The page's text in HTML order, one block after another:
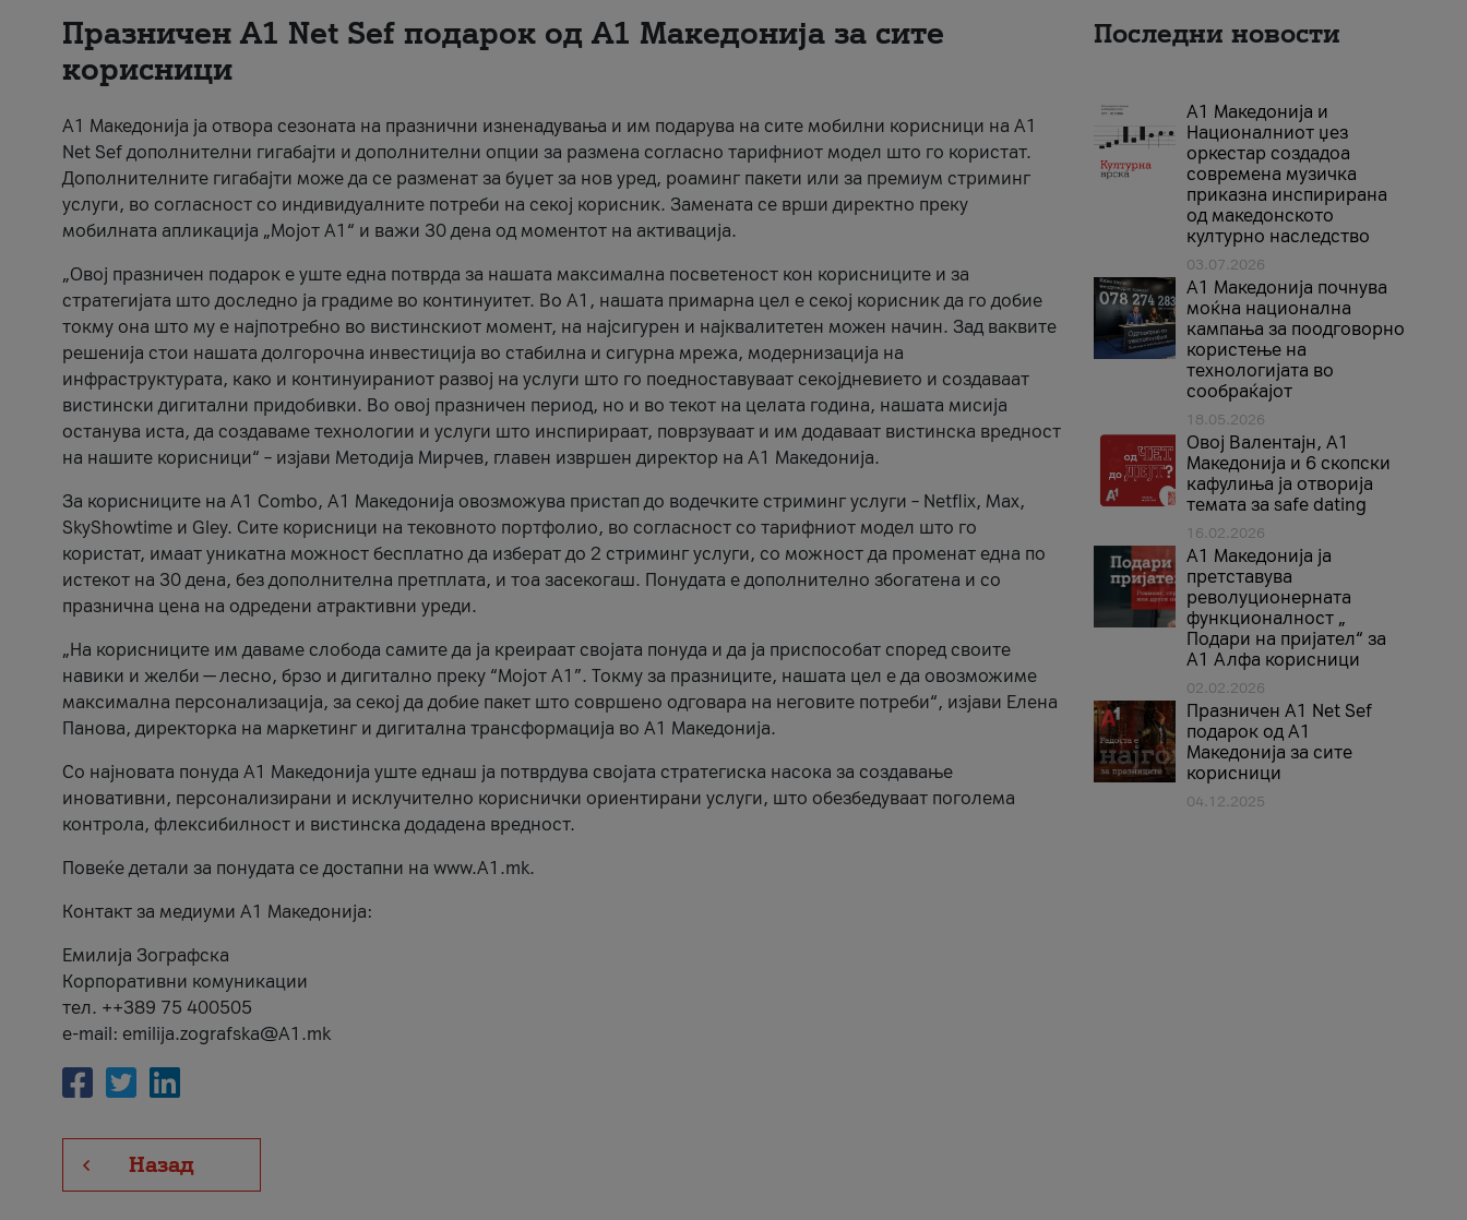
Празничен A1 Net Sеf подарок од А1 Македонија за сите
корисници
А1 Македонија ја отвора сезоната на празнични изненадувања и им подарува на сите мобилни корисници на A1
Net Sef дополнителни гигабајти и дополнителни опции за размена согласно тарифниот модел што го користат.
Дополнителните гигабајти може да се разменат за буџет за нов уред, роаминг пакети или за премиум стриминг
услуги, во согласност со индивидуалните потреби на секој корисник. Замената се врши директно преку
мобилната апликација „Мојот А1“ и важи 30 дена од моментот на активација.
„Овој празничен подарок е уште една потврда за нашата максимална посветеност кон корисниците и за
стратегијата што доследно ја градиме во континуитет. Во А1, нашата примарна цел е секој корисник да го добие
токму она што му е најпотребно во вистинскиот момент, на најсигурен и најквалитетен можен начин. Зад ваквите
решенија стои нашата долгорочна инвестиција во стабилна и сигурна мрежа, модернизација на
инфраструктурата, како и континуираниот развој на услуги што го поедноставуваат секојдневието и создаваат
вистински дигитални придобивки. Во овој празничен период, но и во текот на целата година, нашата мисија
останува иста, да создаваме технологии и услуги што инспирираат, поврзуваат и им додаваат вистинска вредност
на нашите корисници“ – изјави Методија Мирчев, главен извршен директор на А1 Македонија.
За корисниците на A1 Combo, А1 Македонија овозможува пристап до водечките стриминг услуги – Netflix, Max,
SkyShowtime и Gley. Сите корисници на тековното портфолио, во согласност со тарифниот модел што го
користат, имаат уникатна можност бесплатно да изберат до 2 стриминг услуги, со можност да променат една по
истекот на 30 дена, без дополнителна претплата, и тоа засекогаш. Понудата е дополнително збогатена и со
празнична цена на одредени атрактивни уреди.
„На корисниците им даваме слобода самите да ја креираат својата понуда и да ја приспособат според своите
навики и желби — лесно, брзо и дигитално преку “Мојот А1”. Токму за празниците, нашата цел е да овозможиме
максимална персонализација, за секој да добие пакет што совршено одговара на неговите потреби“, изјави Елена
Панова, директорка на маркетинг и дигитална трансформација во А1 Македонија.
Со најновата понуда А1 Македонија уште еднаш ја потврдува својата стратегиска насока за создавање
иновативни, персонализирани и исклучително кориснички ориентирани услуги, што обезбедуваат поголема
контрола, флексибилност и вистинска додадена вредност.
Повеќе детали за понудата се достапни на www.А1.mk.
Контакт за медиуми А1 Македонија:
Емилија Зографска
Корпоративни комуникации
тел. ++389 75 400505
e-mail: emilija.zografska@A1.mk
Назад
Последни новости
А1 Македонија и
Националниот џез
оркестар создадоа
современа музичка
приказна инспирирана
од македонското
културно наследство
03.07.2026
A1 Македонија почнува
моќна национална
кампања за поодговорно
користење на
технологијата во
сообраќајот
18.05.2026
Овој Валентајн, A1
Македонија и 6 скопски
кафулиња ја отворија
темата за safe dating
16.02.2026
А1 Македонија ја
претставува
револуционерната
функционалност „
Подари на пријател“ за
А1 Алфа корисници
02.02.2026
Празничен A1 Net Sеf
подарок од А1
Македонија за сите
корисници
04.12.2025